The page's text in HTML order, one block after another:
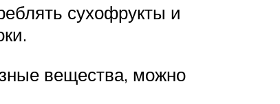
сухофрукты и
вещества, можно